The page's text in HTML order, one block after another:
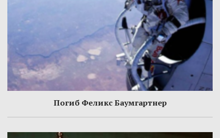
Погиб Феликс Баумгартнер